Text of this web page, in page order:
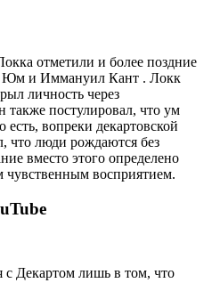
отметили и более поздние
Юм и Иммануил Кант . Локк
личность через
также постулировал, что ум
есть, вопреки декартовской
что люди рождаются без
вместо этого определено
восприятием.
с Декартом лишь в том, что